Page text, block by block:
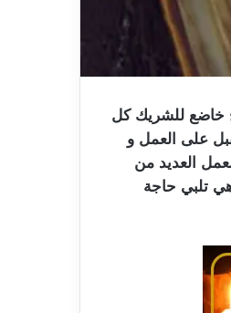
خاضع للشريك كل
على العمل و
العديد من
هي تلبي حاجة